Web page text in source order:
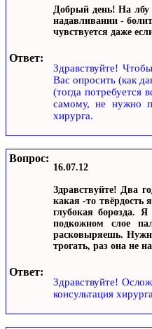
Добрый день! На лбу
надавливании -
чувствуется даже
Ответ:
Здравствуйте!
Вас опросить (как
(тогда потребуется
самому, не нужно
хирурга.
Вопрос:
16.07.12
Здравствуйте! Два
какая -то твёрдость
глубокая борозда.
подкожном слое
расковыряешь.
трогать, раз она не
Ответ:
Здравствуйте!
консультация